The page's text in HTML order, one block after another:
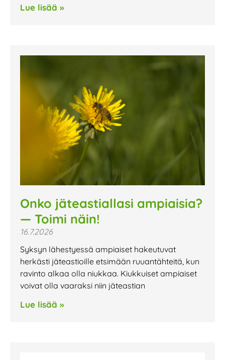
Lue lisää »
Onko jäteastiallasi ampiaisia?
— Toimi näin!
16.7.2026
Syksyn lähestyessä ampiaiset hakeutuvat
herkästi jäteastioille etsimään ruuantähteitä, kun
ravinto alkaa olla niukkaa. Kiukkuiset ampiaiset
voivat olla vaaraksi niin jäteastian
Lue lisää »